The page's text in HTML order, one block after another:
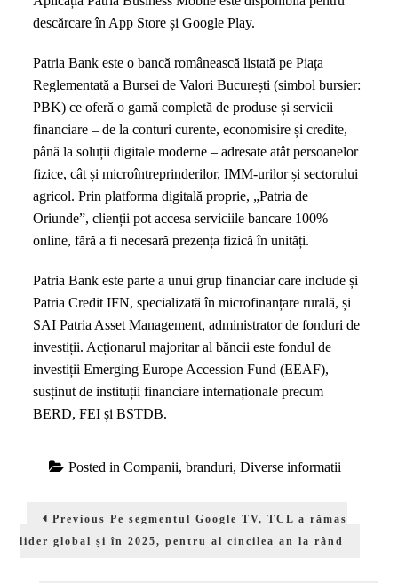
descărcare în App Store și Google Play.
Patria Bank este o bancă românească listată pe Piața
Reglementată a Bursei de Valori București (simbol bursier:
PBK) ce oferă o gamă completă de produse și servicii
financiare – de la conturi curente, economisire și credite,
până la soluții digitale moderne – adresate atât persoanelor
fizice, cât și microîntreprinderilor, IMM-urilor și sectorului
agricol. Prin platforma digitală proprie, „Patria de
Oriunde”, clienții pot accesa serviciile bancare 100%
online, fără a fi necesară prezența fizică în unități.
Patria Bank este parte a unui grup financiar care include și
Patria Credit IFN, specializată în microfinanțare rurală, și
SAI Patria Asset Management, administrator de fonduri de
investiții. Acționarul majoritar al băncii este fondul de
investiții Emerging Europe Accession Fund (EEAF),
susținut de instituții financiare internaționale precum
BERD, FEI și BSTDB.
Posted in Companii, branduri, Diverse informatii
în
Previous Previous
Pe segmentul Google TV, TCL a rămas
lider global și în 2025, pentru al cincilea an la rând